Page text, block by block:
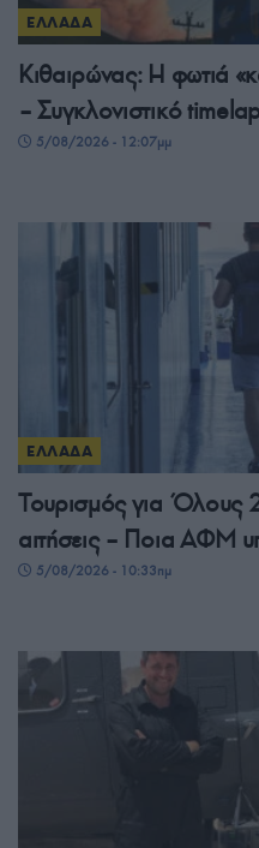
ΕΛΛΑΔΑ
Κιθαιρώνας: Η φωτιά
– Συγκλονιστικό
5/08/2026 - 12:07μμ
ΕΛΛΑΔΑ
Τουρισμός για Όλους
αιτήσεις – Ποια ΑΦΜ
5/08/2026 - 10:33πμ